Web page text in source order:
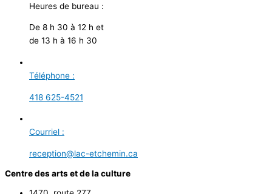
Heures de bureau :
De 8 h 30 à 12 h et
de 13 h à 16 h 30
Téléphone :
418 625-4521
Courriel :
reception@lac-etchemin.ca
Centre des arts et de la culture